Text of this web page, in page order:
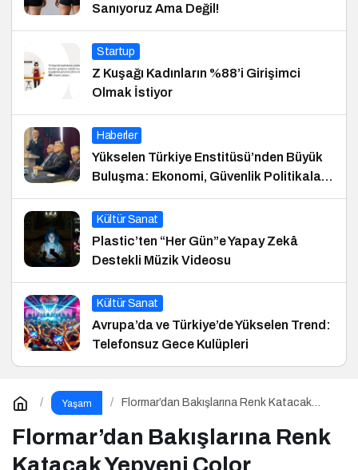
Sanıyoruz Ama Değil!
Startup
Z Kuşağı Kadınların %88’i Girişimci
Olmak İstiyor
Haberler
Yükselen Türkiye Enstitüsü’nden Büyük
Buluşma: Ekonomi, Güvenlik Politikaları
ve Hukuk Konferansı
Kültür Sanat
Plastic’ten “Her Gün”e Yapay Zekâ
Destekli Müzik Videosu
Kültür Sanat
Avrupa’da ve Türkiye’de Yükselen Trend:
Telefonsuz Gece Kulüpleri
Yaşam
Flormar’dan Bakışlarına Renk Katacak
Flormar’dan Bakışlarına Renk
Katacak Yepyeni Color